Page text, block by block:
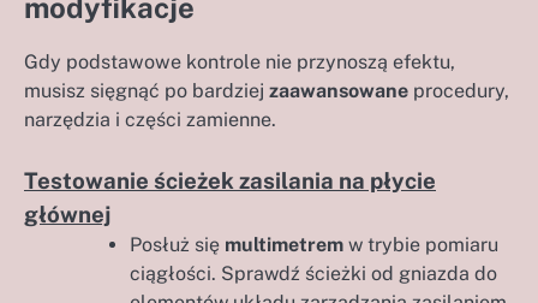
Gdy podstawowe kontrole nie przynoszą efektu,
musisz sięgnąć po bardziej zaawansowane procedury,
narzędzia i części zamienne.
Testowanie ścieżek zasilania na płycie
głównej
Posłuż się multimetrem w trybie pomiaru
ciągłości. Sprawdź ścieżki od gniazda do